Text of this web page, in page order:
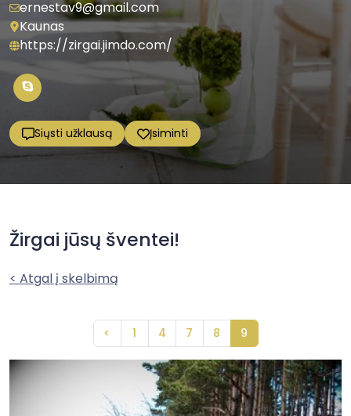
ernestav9@gmail.com
Kaunas
https://zirgai.jimdo.com/
Siųsti užklausą Įsiminti
Žirgai jūsų šventei!
< Atgal į skelbimą
< 1 4 7 8 9